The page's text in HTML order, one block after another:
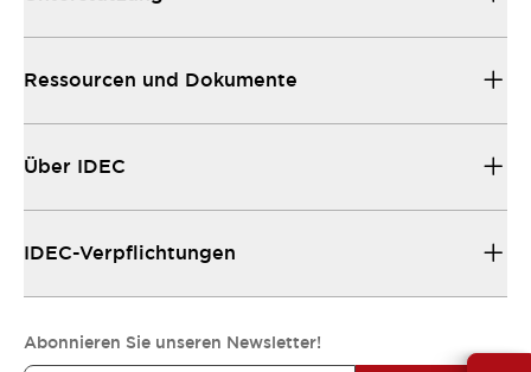
Ressourcen und Dokumente
Über IDEC
IDEC-Verpflichtungen
Abonnieren Sie unseren Newsletter!